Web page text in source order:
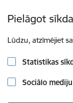
Pielāgot
Lūdzu, atzīmējiet
Statistikas
Sociālo